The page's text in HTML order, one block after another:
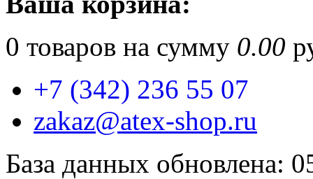
0 товаров на сумму 0.00
+7 (342) 236 55 07
zakaz@atex-shop.ru
База данных обновлена: